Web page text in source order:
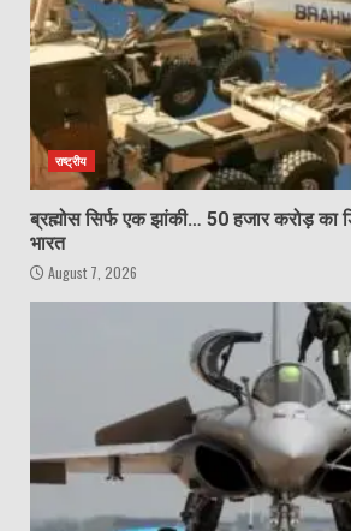
राष्ट्रीय
ब्रह्मोस सिर्फ एक झांकी… 50 हजार करोड़ का
भारत
August 7, 2026